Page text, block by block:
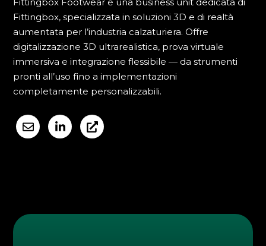
Fittingbox, specializzata in soluzioni 3D e di realtà
aumentata per l’industria calzaturiera. Offre
digitalizzazione 3D ultrarealistica, prova virtuale
immersiva e integrazione flessibile — da strumenti
pronti all’uso fino a implementazioni
completamente personalizzabili.